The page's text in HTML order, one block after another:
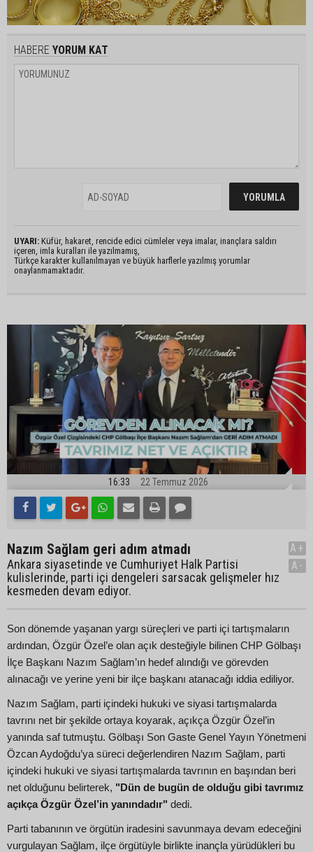
HABERE YORUM KAT
UYARI: Küfür, hakaret, rencide edici cümleler veya imalar, inançlara saldırı
içeren, imla kuralları ile yazılmamış,
Türkçe karakter kullanılmayan ve büyük harflerle yazılmış yorumlar
onaylanmamaktadır.
16:33 22 Temmuz 2026
Nazım Sağlam geri adım atmadı
Ankara siyasetinde ve Cumhuriyet Halk Partisi
kulislerinde, parti içi dengeleri sarsacak gelişmeler hız
kesmeden devam ediyor.
A+
A-
Son dönemde yaşanan yargı süreçleri ve parti içi tartışmaların
ardından, Özgür Özel’e olan açık desteğiyle bilinen CHP Gölbaşı
İlçe Başkanı Nazım Sağlam’ın hedef alındığı ve görevden
alınacağı ve yerine yeni bir ilçe başkanı atanacağı iddia ediliyor.
Nazım Sağlam, parti içindeki hukuki ve siyasi tartışmalarda
tavrını net bir şekilde ortaya koyarak, açıkça Özgür Özel’in
yanında saf tutmuştu. Gölbaşı Son Gaste Genel Yayın Yönetmeni
Özcan Aydoğdu’ya süreci değerlendiren Nazım Sağlam, parti
içindeki hukuki ve siyasi tartışmalarda tavrının en başından beri
net olduğunu belirterek, "Dün de bugün de olduğu gibi tavrımız
açıkça Özgür Özel’in yanındadır" dedi.
Parti tabanının ve örgütün iradesini savunmaya devam edeceğini
vurgulayan Sağlam, ilçe örgütüyle birlikte inançla yürüdükleri bu